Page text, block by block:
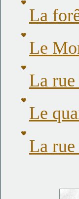
La
Le
La rue
Le
La rue